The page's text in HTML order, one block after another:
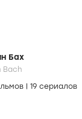
Бах
Bach
19 сериалов